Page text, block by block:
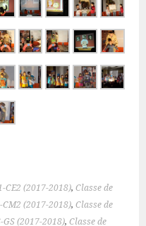
CE2 (2017-2018),Classe de
CM2 (2017-2018),Classe de
GS (2017-2018),Classe de